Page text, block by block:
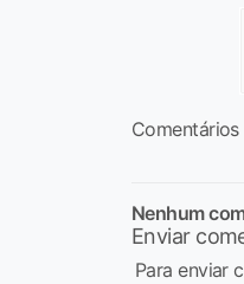
Comentários
Nenhum
Enviar
Para enviar